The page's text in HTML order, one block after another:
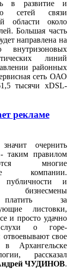
в развитие и
сетей связи
области около
Большая часть
направлена на
внутризоновых
линий
районных
сеть ОАО
тысячи xDSL-
рекламе
очернить
- таким правилом
многие
компании.
публичности и
бизнесмены
за
листовки,
и просто удачно
о горе-
свое
Архангельске
рассказал
Андрей ЧУДИНОВ.